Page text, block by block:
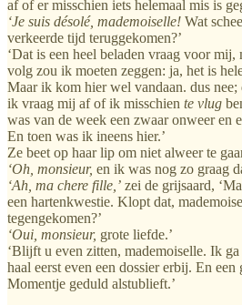
af of er misschien iets helemaal mis is
‘Je suis désolé, mademoiselle! Wat
verkeerde tijd teruggekomen?’
‘Dat is een heel beladen vraag voor
volg zou ik moeten zeggen: ja, het is
Maar ik kom hier wel vandaan. dus
ik vraag mij af of ik misschien te vlug
was van de week een zwaar onweer en
En toen was ik ineens hier.’
Ze beet op haar lip om niet alweer te
‘Oh, monsieur, en ik was nog zo graag
‘Ah, ma chere fille,’ zei de grijsaard,
een hartenkwestie. Klopt dat,
tegengekomen?’
‘Oui, monsieur, grote liefde.’
‘Blijft u even zitten, mademoiselle. Ik
haal eerst even een dossier erbij. En
Momentje geduld alstublieft.’